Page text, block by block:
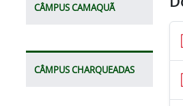
CÂMPUS CAMAQUÃ
CÂMPUS CHARQUEADAS